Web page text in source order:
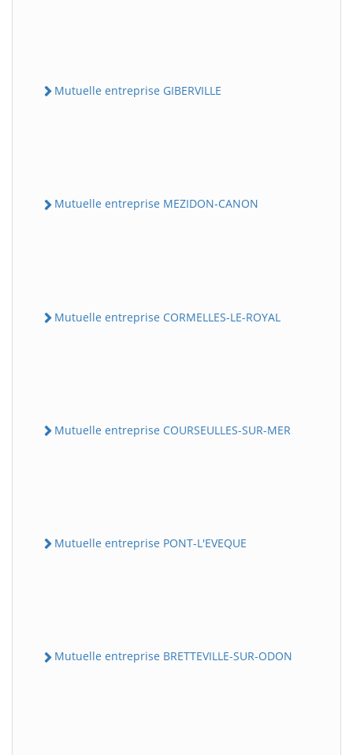
Mutuelle entreprise GIBERVILLE
Mutuelle entreprise MEZIDON-CANON
Mutuelle entreprise CORMELLES-LE-ROYAL
Mutuelle entreprise COURSEULLES-SUR-MER
Mutuelle entreprise PONT-L'EVEQUE
Mutuelle entreprise BRETTEVILLE-SUR-ODON